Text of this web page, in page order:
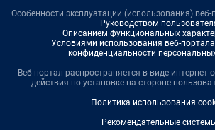
Особенности эксплуатации (использования) веб-
Руководством
Описанием функциональных
Условиями использования веб-
конфиденциальности
Веб-портал распространяется в виде интернет-
действия по установке на стороне
Политика использования
Рекомендательные